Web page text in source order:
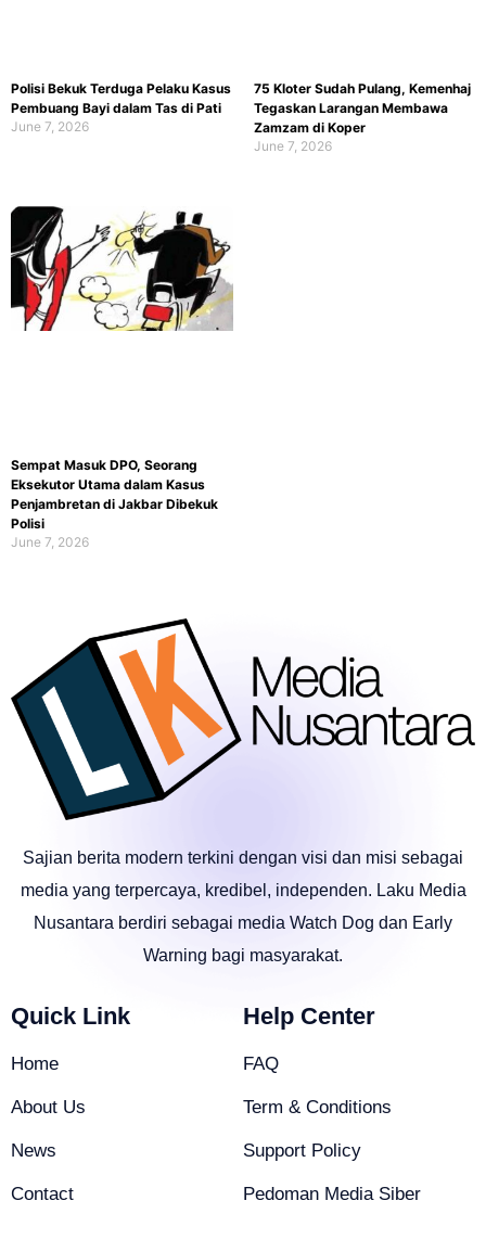
Polisi Bekuk Terduga Pelaku Kasus
Pembuang Bayi dalam Tas di Pati
June 7, 2026
75 Kloter Sudah Pulang, Kemenhaj
Tegaskan Larangan Membawa
Zamzam di Koper
June 7, 2026
Sempat Masuk DPO, Seorang
Eksekutor Utama dalam Kasus
Penjambretan di Jakbar Dibekuk
Polisi
June 7, 2026
Sajian berita modern terkini dengan visi dan misi sebagai
media yang terpercaya, kredibel, independen. Laku Media
Nusantara berdiri sebagai media Watch Dog dan Early
Warning bagi masyarakat.
Quick Link
Home
About Us
News
Contact
Help Center
FAQ
Term & Conditions
Support Policy
Pedoman Media Siber